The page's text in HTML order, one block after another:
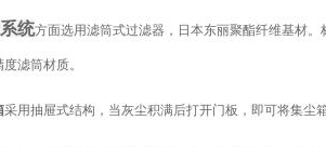
统方面选用滤筒式过滤器，日本东丽聚酯纤维基材
滤筒材质。
采用抽屉式结构，当灰尘积满后打开门板，即可将集尘